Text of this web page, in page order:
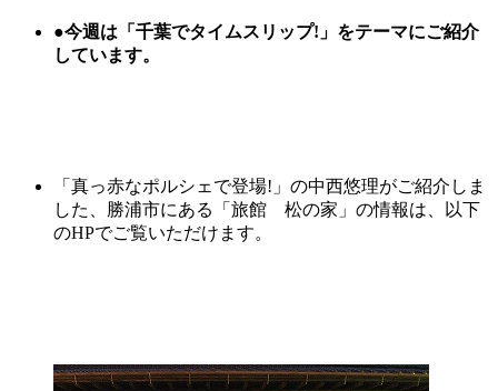
●今週は「千葉でタイムスリップ!」をテーマにご紹介
しています。
「真っ赤なポルシェで登場!」の中西悠理がご紹介しま
した、勝浦市にある「旅館 松の家」の情報は、以下
のHPでご覧いただけます。